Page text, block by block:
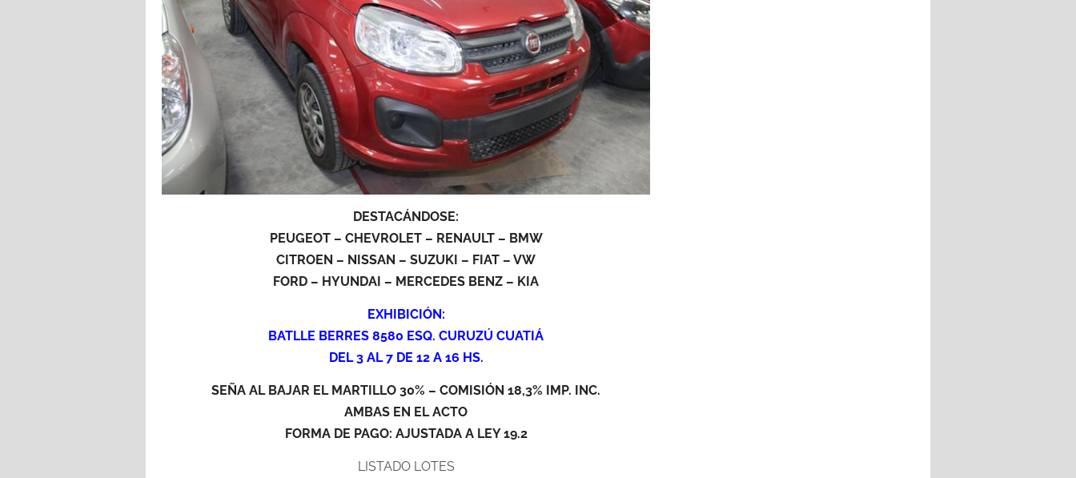
DESTACÁNDOSE:
PEUGEOT – CHEVROLET – RENAULT – BMW
CITROEN – NISSAN – SUZUKI – FIAT – VW
FORD – HYUNDAI – MERCEDES BENZ – KIA
EXHIBICIÓN:
BATLLE BERRES 8580 ESQ. CURUZÚ CUATIÁ
DEL 3 AL 7 DE 12 A 16 HS.
SEÑA AL BAJAR EL MARTILLO 30% – COMISIÓN 18,3% IMP. INC.
AMBAS EN EL ACTO
FORMA DE PAGO: AJUSTADA A LEY 19.2
LISTADO LOTES